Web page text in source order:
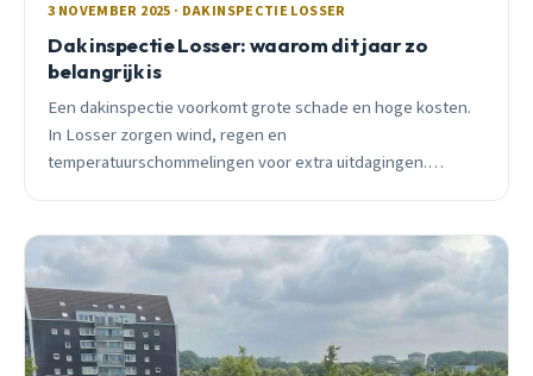
3 NOVEMBER 2025 · DAKINSPECTIE LOSSER
Dak inspectie Losser: waarom dit jaar zo
belangrijk is
Een dakinspectie voorkomt grote schade en hoge kosten.
In Losser zorgen wind, regen en
temperatuurschommelingen voor extra uitdagingen.